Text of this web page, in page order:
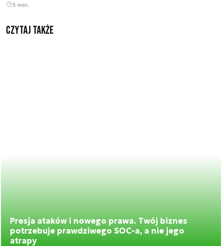
3 min.
Czytaj także
Presja ataków i nowego prawa. Twój biznes
potrzebuje prawdziwego SOC-a, a nie jego
atrapy